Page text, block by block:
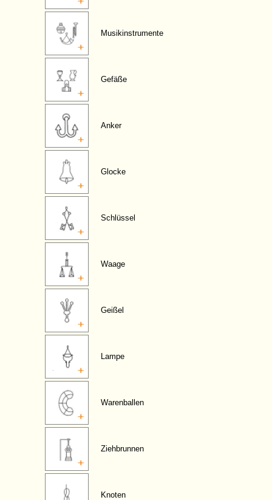
Musikinstrumente
Gefäße
Anker
Glocke
Schlüssel
Waage
Geißel
Lampe
Warenballen
Ziehbrunnen
Knoten